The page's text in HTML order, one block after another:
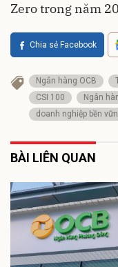
Zero trong năm
Chia sẻ Facebook
Ngân hàng OCB
CSI 100
Ngân
doanh nghiệp bền
BÀI LIÊN QUAN